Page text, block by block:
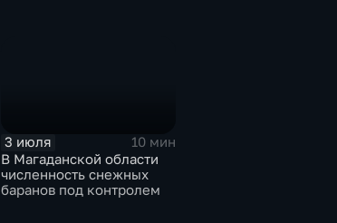
3 июля
10 мин
В Магаданской области
численность снежных
баранов под контролем